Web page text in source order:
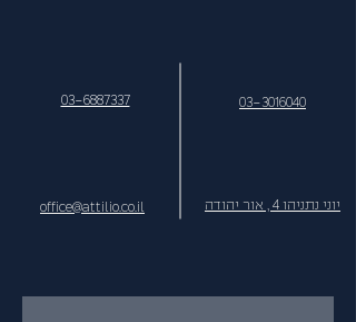
03-6887337 03-3016040
office@attilio.co.il יוני נתניהו 4 , אור יהודה